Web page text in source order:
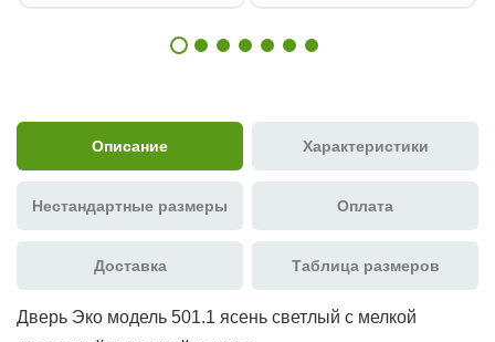
Описание Характеристики
Нестандартные размеры Оплата
Доставка Таблица размеров
Дверь Эко модель 501.1 ясень светлый с мелкой